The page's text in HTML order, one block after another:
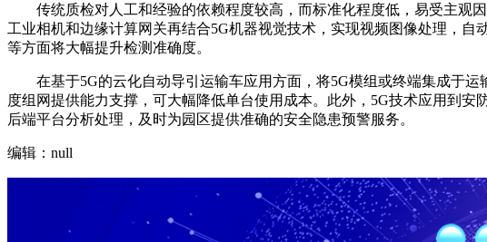
传统质检对人工和经验的依赖程度较高，而标准化程度低，易受主观
工业相机和边缘计算网关再结合5G机器视觉技术，实现视频图像处理，
等方面将大幅提升检测准确度。
在基于5G的云化自动导引运输车应用方面，将5G模组或终端集成于运
度组网提供能力支撑，可大幅降低单台使用成本。此外，5G技术应用到
后端平台分析处理，及时为园区提供准确的安全隐患预警服务。
编辑：null